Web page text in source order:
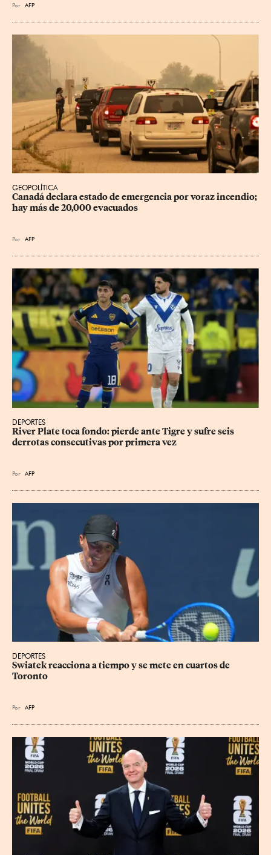
Por AFP
GEOPOLÍTICA
Canadá declara estado de emergencia por voraz incendio;
hay más de 20,000 evacuados
Por AFP
DEPORTES
River Plate toca fondo: pierde ante Tigre y sufre seis
derrotas consecutivas por primera vez
Por AFP
DEPORTES
Swiatek reacciona a tiempo y se mete en cuartos de
Toronto
Por AFP